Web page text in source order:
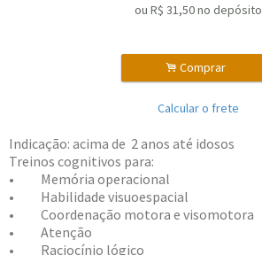
ou R$ 31,50no depósito
. Comprar
Calcular o frete
Indicação: acima de 2 anos até idosos
Treinos cognitivos para:
• Memória operacional
• Habilidade visuoespacial
• Coordenação motora e visomotora
• Atenção
• Raciocínio lógico